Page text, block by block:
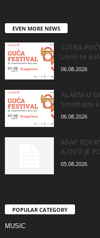
EVEN MORE NEWS
SUTRA
Lomi se
06.08.2026
ALARM U
Smeštajni
06.08.2026
A$AP
A OVO JE
05.08.2026
POPULAR CATEGORY
MUSIC